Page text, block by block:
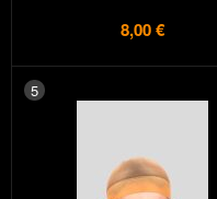
8,00 €
5